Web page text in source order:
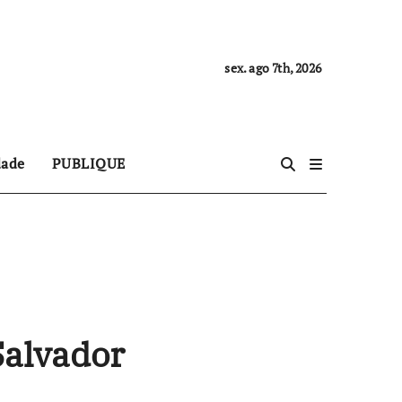
sex. ago 7th, 2026
PUBLIQUE